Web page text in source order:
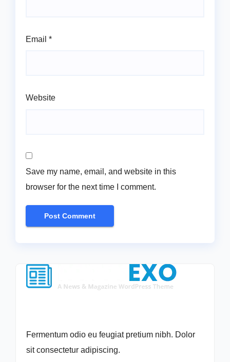
Email *
Website
Save my name, email, and website in this
browser for the next time I comment.
Fermentum odio eu feugiat pretium nibh. Dolor
sit consectetur adipiscing.